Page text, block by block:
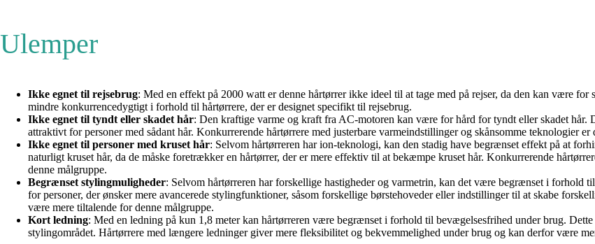
Ulemper
Ikke egnet til rejsebrug: Med en effekt på 2000 watt er denne hårtørrer ikke ideel til at tage med på rejser, da den kan være
mindre konkurrencedygtigt i forhold til hårtørrere, der er designet specifikt til rejsebrug.
Ikke egnet til tyndt eller skadet hår: Den kraftige varme og kraft fra AC-motoren kan være for hård for tyndt eller skadet hår.
attraktivt for personer med sådant hår. Konkurrerende hårtørrere med justerbare varmeindstillinger og skånsomme teknologier
Ikke egnet til personer med kruset hår: Selvom hårtørreren har ion-teknologi, kan den stadig have begrænset effekt på at
naturligt kruset hår, da de måske foretrækker en hårtørrer, der er mere effektiv til at bekæmpe kruset hår. Konkurrerende
denne målgruppe.
Begrænset stylingmuligheder: Selvom hårtørreren har forskellige hastigheder og varmetrin, kan det være begrænset i forhold
for personer, der ønsker mere avancerede stylingfunktioner, såsom forskellige børstehoveder eller indstillinger til at skabe
være mere tiltalende for denne målgruppe.
Kort ledning: Med en ledning på kun 1,8 meter kan hårtørreren være begrænset i forhold til bevægelsesfrihed under brug.
stylingområdet. Hårtørrere med længere ledninger giver mere fleksibilitet og bekvemmelighed under brug og kan derfor være